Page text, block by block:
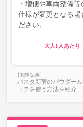
・増便や車両整備
仕様が変更となる場
ださい。
大人
バスタ新宿のパウダー
コテを使う方法を紹介